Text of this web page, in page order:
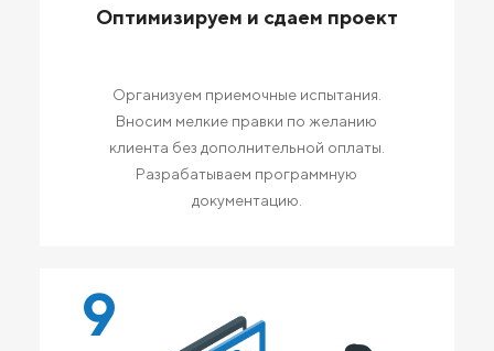
Оптимизируем и сдаем проект
Организуем приемочные испытания.
Вносим мелкие правки по желанию
клиента без дополнительной оплаты.
Разрабатываем программную
документацию.
9